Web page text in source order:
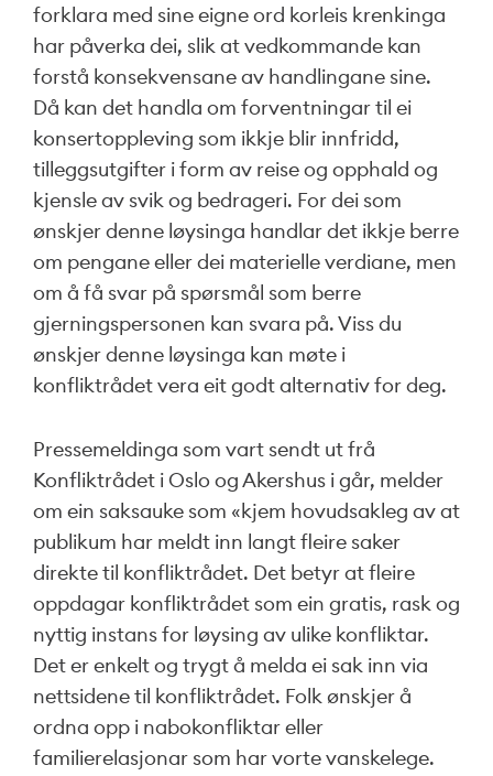
forklara med sine eigne ord korleis krenkinga
har påverka dei, slik at vedkommande kan
forstå konsekvensane av handlingane sine.
Då kan det handla om forventningar til ei
konsertoppleving som ikkje blir innfridd,
tilleggsutgifter i form av reise og opphald og
kjensle av svik og bedrageri. For dei som
ønskjer denne løysinga handlar det ikkje berre
om pengane eller dei materielle verdiane, men
om å få svar på spørsmål som berre
gjerningspersonen kan svara på. Viss du
ønskjer denne løysinga kan møte i
konfliktrådet vera eit godt alternativ for deg.
Pressemeldinga som vart sendt ut frå
Konfliktrådet i Oslo og Akershus i går, melder
om ein saksauke som «kjem hovudsakleg av at
publikum har meldt inn langt fleire saker
direkte til konfliktrådet. Det betyr at fleire
oppdagar konfliktrådet som ein gratis, rask og
nyttig instans for løysing av ulike konfliktar.
Det er enkelt og trygt å melda ei sak inn via
nettsidene til konfliktrådet. Folk ønskjer å
ordna opp i nabokonfliktar eller
familierelasjonar som har vorte vanskelege.